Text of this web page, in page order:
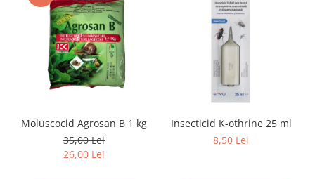
Moluscocid Agrosan B 1 kg
35,00 Lei
26,00 Lei
Insecticid K-othrine 25 ml
8,50 Lei